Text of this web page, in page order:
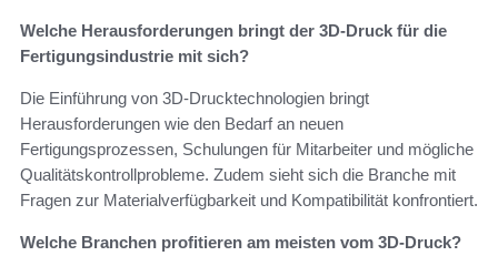
Welche Herausforderungen bringt der 3D-Druck für die
Fertigungsindustrie mit sich?
Die Einführung von 3D-Drucktechnologien bringt
Herausforderungen wie den Bedarf an neuen
Fertigungsprozessen, Schulungen für Mitarbeiter und mögliche
Qualitätskontrollprobleme. Zudem sieht sich die Branche mit
Fragen zur Materialverfügbarkeit und Kompatibilität konfrontiert.
Welche Branchen profitieren am meisten vom 3D-Druck?